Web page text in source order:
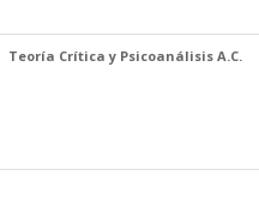
Teoría Crítica y Psicoanálisis A.C.